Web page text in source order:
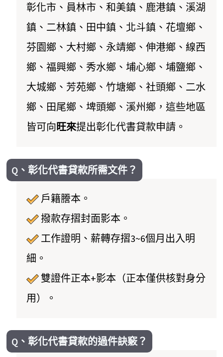
彰化市、員林市、和美鎮、鹿港鎮、溪湖
鎮、二林鎮、田中鎮、北斗鎮、花壇鄉、
芬園鄉、大村鄉、永靖鄉、伸港鄉、線西
鄉、福興鄉、秀水鄉、埔心鄉、埔鹽鄉、
大城鄉、芳苑鄉、竹塘鄉、社頭鄉、二水
鄉、田尾鄉、埤頭鄉、溪州鄉，這些地區
皆可向旺來提出彰化代書貸款申請。
Q、彰化代書貸款所需文件？
戶籍謄本。
撥款存摺封面影本。
工作證明、薪轉存摺3~6個月出入明
細。
雙證件正本+影本（正本僅供核對身分
用）。
Q、彰化代書貸款的過件訣竅？